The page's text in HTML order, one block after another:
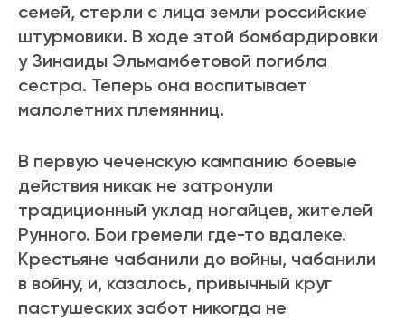
семей, стерли с лица земли российские
штурмовики. В ходе этой бомбардировки
у Зинаиды Эльмамбетовой погибла
сестра. Теперь она воспитывает
малолетних племянниц.
В первую чеченскую кампанию боевые
действия никак не затронули
традиционный уклад ногайцев, жителей
Рунного. Бои гремели где-то вдалеке.
Крестьяне чабанили до войны, чабанили
в войну, и, казалось, привычный круг
пастушеских забот никогда не